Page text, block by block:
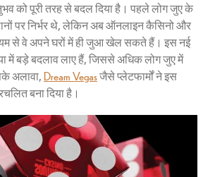
को पूरी तरह से बदल दिया है। पहले लोग जुए के
पर निर्भर थे, लेकिन अब ऑनलाइन कैसिनो और
से वे अपने घरों में ही जुआ खेल सकते हैं। इस नई
में बड़े बदलाव लाए हैं, जिससे अधिक लोग जुए में
अलावा,Dream Vegasजैसे प्लेटफार्मों ने इस
बना दिया है।